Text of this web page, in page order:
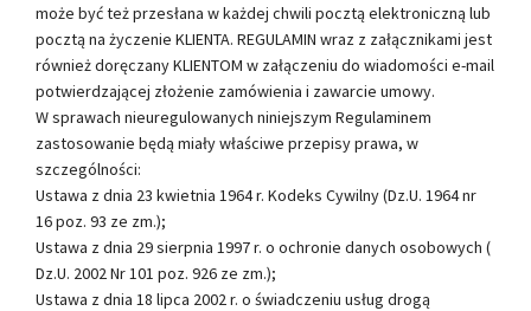
może być też przesłana w każdej chwili pocztą elektroniczną lub
pocztą na życzenie KLIENTA. REGULAMIN wraz z załącznikami jest
również doręczany KLIENTOM w załączeniu do wiadomości e-mail
potwierdzającej złożenie zamówienia i zawarcie umowy.
W sprawach nieuregulowanych niniejszym Regulaminem
zastosowanie będą miały właściwe przepisy prawa, w
szczególności:
Ustawa z dnia 23 kwietnia 1964 r. Kodeks Cywilny (Dz.U. 1964 nr
16 poz. 93 ze zm.);
Ustawa z dnia 29 sierpnia 1997 r. o ochronie danych osobowych (
Dz.U. 2002 Nr 101 poz. 926 ze zm.);
Ustawa z dnia 18 lipca 2002 r. o świadczeniu usług drogą